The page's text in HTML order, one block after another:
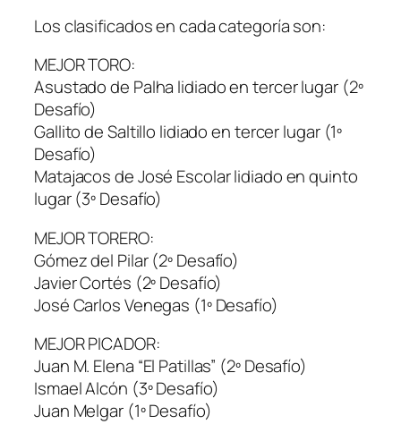
Los clasificados en cada categoría son:
MEJOR TORO:
Asustado de Palha lidiado en tercer lugar (2º
Desafío)
Gallito de Saltillo lidiado en tercer lugar (1º
Desafío)
Matajacos de José Escolar lidiado en quinto
lugar (3º Desafío)
MEJOR TORERO:
Gómez del Pilar (2º Desafío)
Javier Cortés (2º Desafío)
José Carlos Venegas (1º Desafío)
MEJOR PICADOR:
Juan M. Elena “El Patillas” (2º Desafío)
Ismael Alcón (3º Desafío)
Juan Melgar (1º Desafío)